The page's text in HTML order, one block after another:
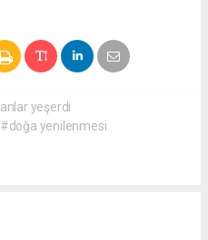
yeşerdi
#doğa yenilenmesi